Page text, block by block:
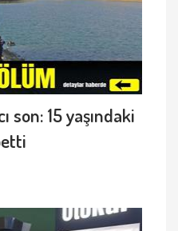
son: 15 yaşındaki